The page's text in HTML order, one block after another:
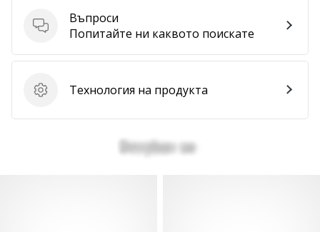
Въпроси
Въпроси
Попитайте ни каквото поискате
Технология на продукта
Технология на продукта